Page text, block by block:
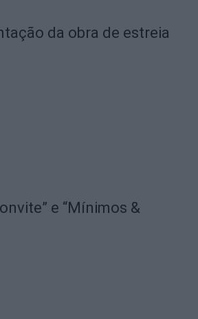
da obra de estreia
e “Mínimos &